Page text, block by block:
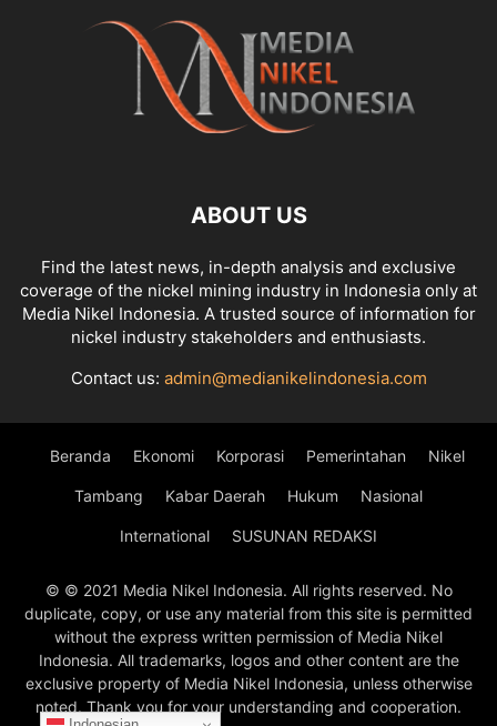
ABOUT US
Find the latest news, in-depth analysis and exclusive
coverage of the nickel mining industry in Indonesia only at
Media Nikel Indonesia. A trusted source of information for
nickel industry stakeholders and enthusiasts.
Contact us: admin@medianikelindonesia.com
Beranda Ekonomi Korporasi Pemerintahan Nikel
Tambang Kabar Daerah Hukum Nasional
International SUSUNAN REDAKSI
© © 2021 Media Nikel Indonesia. All rights reserved. No
duplicate, copy, or use any material from this site is permitted
without the express written permission of Media Nikel
Indonesia. All trademarks, logos and other content are the
exclusive property of Media Nikel Indonesia, unless otherwise
noted. Thank you for your understanding and cooperation.